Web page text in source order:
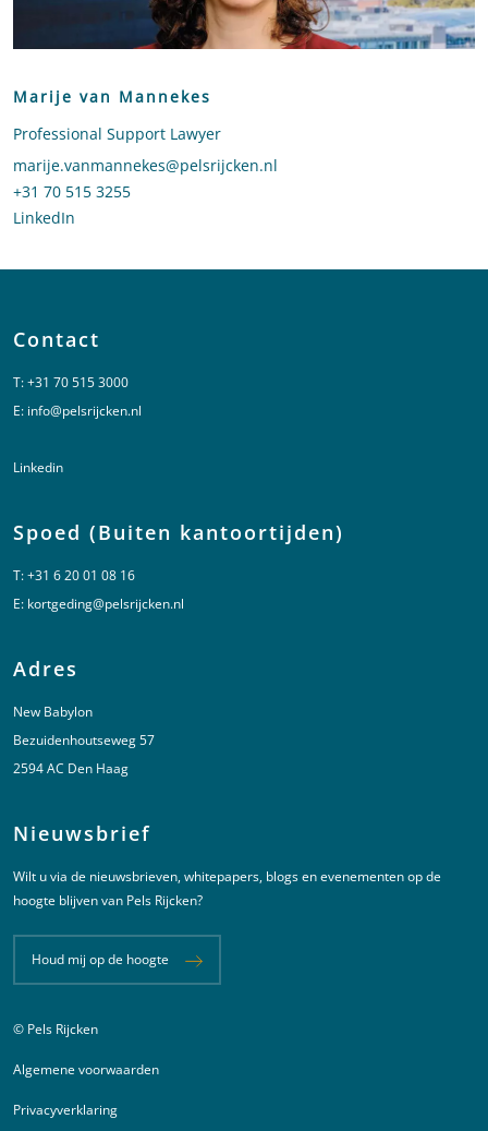
Marije van Mannekes
Professional Support Lawyer
Stuur een e-mail naar Marije van Mannekes
marije.vanmannekes@pelsrijcken.nl
Bel naar Marije van Mannekes
+31 70 515 3255
LinkedIn
Contact
T:+31 70 515 3000
E: info@pelsrijcken.nl
Linkedin
Spoed (Buiten kantoortijden)
T:+31 6 20 01 08 16
E: kortgeding@pelsrijcken.nl
Adres
New Babylon
Bezuidenhoutseweg 57
2594 AC Den Haag
Nieuwsbrief
Wilt u via de nieuwsbrieven, whitepapers, blogs en evenementen op de
hoogte blijven van Pels Rijcken?
Houd mij op de hoogte
Juridische informatie
© Pels Rijcken
Algemene voorwaarden
Privacyverklaring